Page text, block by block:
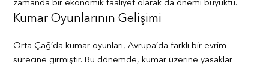
zamanda bir ekonomik faaliyet olarak da önemi büyüktü.
Kumar Oyunlarının Gelişimi
Orta Çağ’da kumar oyunları, Avrupa’da farklı bir evrim
sürecine girmiştir. Bu dönemde, kumar üzerine yasaklar